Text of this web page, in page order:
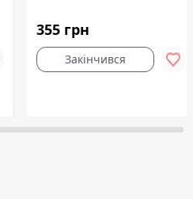
355 грн
Закінчився